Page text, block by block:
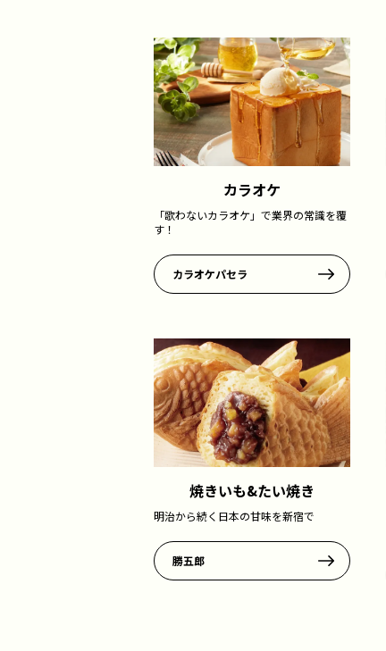
カラオケ
「歌わないカラオケ」で業界の常識を覆
す！
カラオケパセラ
焼きいも&たい焼き
明治から続く日本の甘味を新宿で
勝五郎